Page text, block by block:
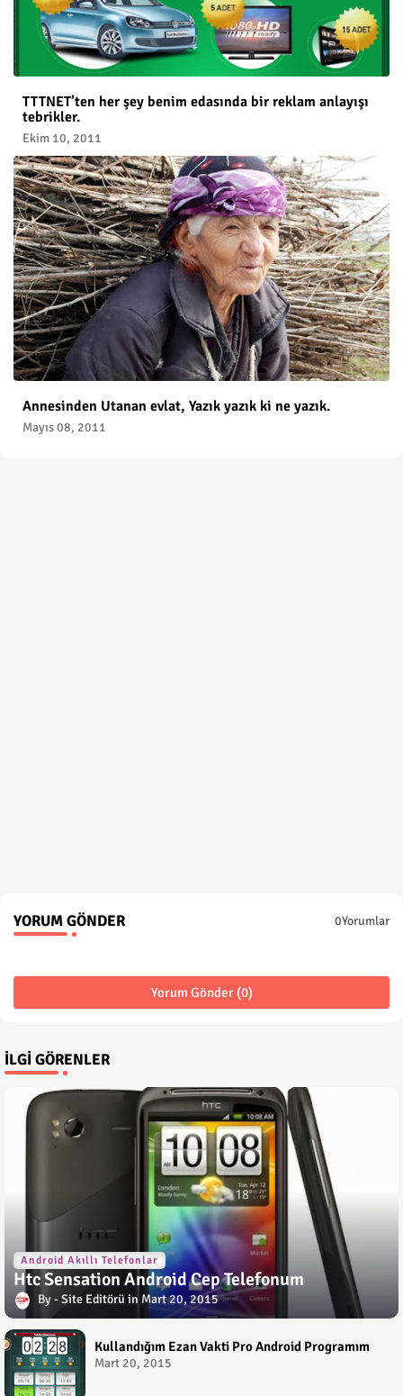
TTTNET’ten her şey benim edasında bir reklam anlayışı
tebrikler.
Ekim 10, 2011
Annesinden Utanan evlat, Yazık yazık ki ne yazık.
Mayıs 08, 2011
YORUM GÖNDER 0Yorumlar
Yorum Gönder (0)
İLGI GÖRENLER
Android Akıllı Telefonlar
Htc Sensation Android Cep Telefonum
Site Editörü Mart 20, 2015
Kullandığım Ezan Vakti Pro Android Programım
Mart 20, 2015